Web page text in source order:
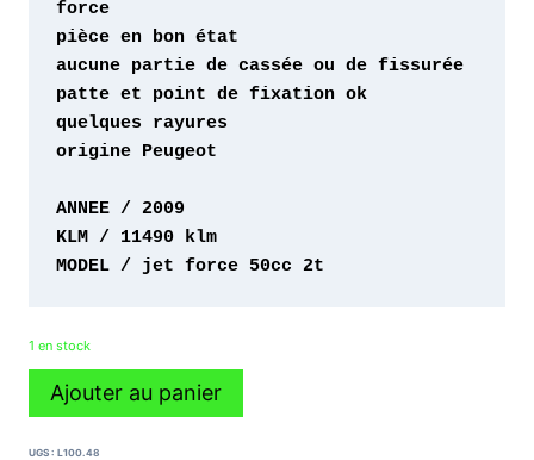
origine Peugeot
MODEL / jet force 50cc 2t
1 en stock
quantité
latéral
Ajouter au panier
UGS : L100.48